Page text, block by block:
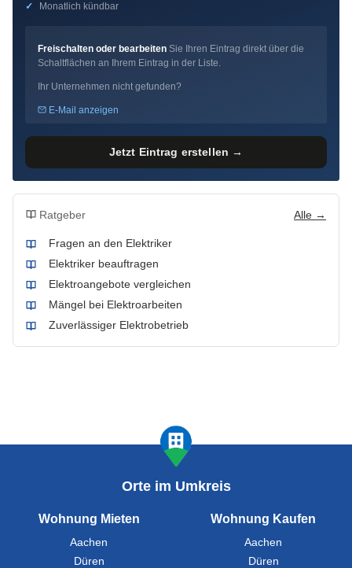
✓
Monatlich kündbar
Freischalten oder bearbeiten Sie Ihren Eintrag direkt über die
Schaltflächen an Ihrem Eintrag in der Liste.
Ihr Unternehmen nicht gefunden?
E-Mail anzeigen
Jetzt Eintrag erstellen →
Ratgeber Alle →
Fragen an den Elektriker
Elektriker beauftragen
Elektroangebote vergleichen
Mängel bei Elektroarbeiten
Zuverlässiger Elektrobetrieb
Orte im Umkreis
Wohnung Mieten
Aachen
Düren
Wohnung Kaufen
Aachen
Düren